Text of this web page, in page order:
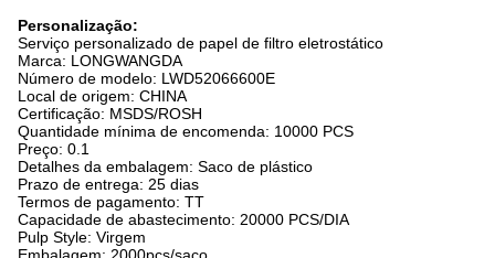
Personalização:
Serviço personalizado de papel de filtro eletrostático
Marca: LONGWANGDA
Número de modelo: LWD52066600E
Local de origem: CHINA
Certificação: MSDS/ROSH
Quantidade mínima de encomenda: 10000 PCS
Preço: 0.1
Detalhes da embalagem: Saco de plástico
Prazo de entrega: 25 dias
Termos de pagamento: TT
Capacidade de abastecimento: 20000 PCS/DIA
Pulp Style: Virgem